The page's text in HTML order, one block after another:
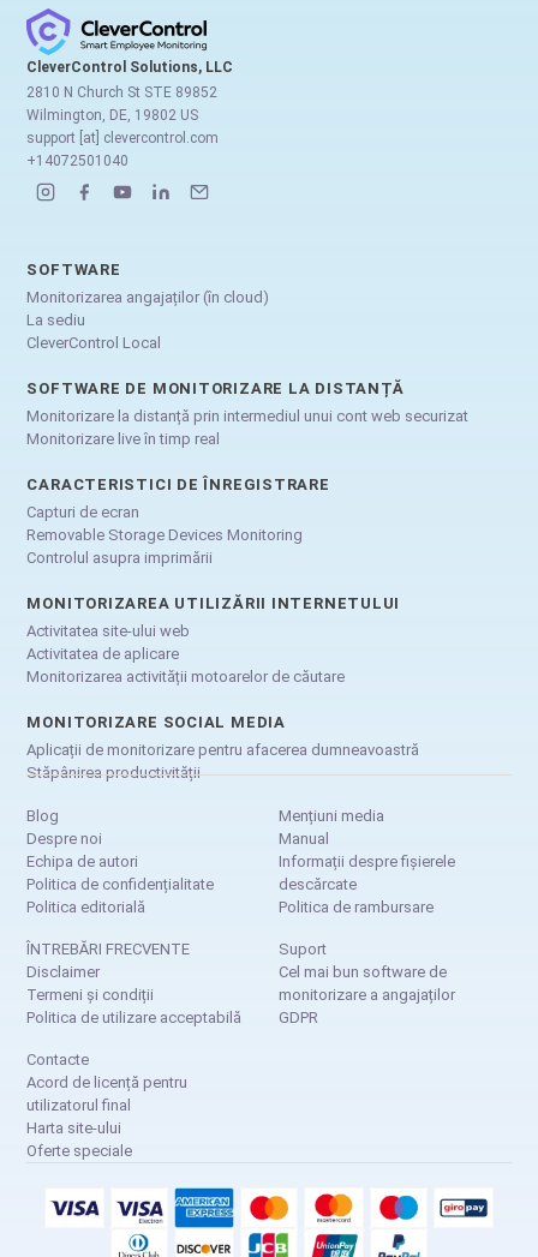
CleverControl Solutions, LLC
2810 N Church St STE 89852
Wilmington, DE, 19802 US
support [at] clevercontrol.com
+14072501040
SOFTWARE
Monitorizarea angajaților (în cloud)
La sediu
CleverControl Local
SOFTWARE DE MONITORIZARE LA DISTANȚĂ
Monitorizare la distanță prin intermediul unui cont web securizat
Monitorizare live în timp real
CARACTERISTICI DE ÎNREGISTRARE
Capturi de ecran
Removable Storage Devices Monitoring
Controlul asupra imprimării
MONITORIZAREA UTILIZĂRII INTERNETULUI
Activitatea site-ului web
Activitatea de aplicare
Monitorizarea activității motoarelor de căutare
MONITORIZARE SOCIAL MEDIA
Aplicații de monitorizare pentru afacerea dumneavoastră
Stăpânirea productivității
Blog
Despre noi
Echipa de autori
Politica de confidențialitate
Politica editorială
Mențiuni media
Manual
Informații despre fișierele
descărcate
Politica de rambursare
ÎNTREBĂRI FRECVENTE
Disclaimer
Termeni și condiții
Politica de utilizare acceptabilă
Suport
Cel mai bun software de
monitorizare a angajaților
GDPR
Contacte
Acord de licență pentru
utilizatorul final
Harta site-ului
Oferte speciale